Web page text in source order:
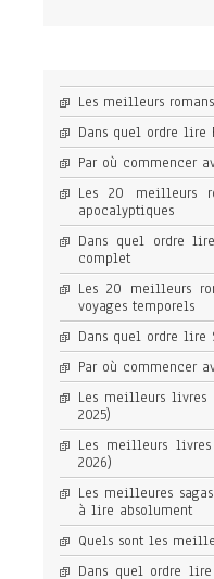
Les meilleurs
Dans quel ordre lire
Par où commencer
Les 20 meilleurs
apocalyptiques
Dans quel ordre
complet
Les 20 meilleurs
voyages temporels
Dans quel ordre lire
Par où commencer
Les meilleurs livres
2025)
Les meilleurs
2026)
Les meilleures
à lire absolument
Quels sont les
Dans quel ordre